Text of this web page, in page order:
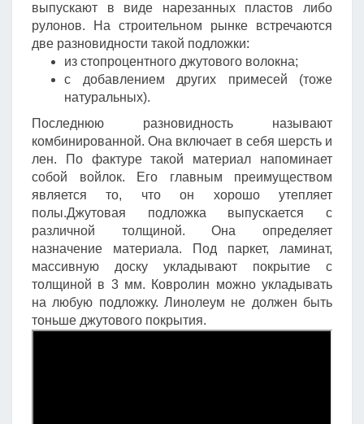
выпускают в виде нарезанных пластов либо
рулонов. На строительном рынке встречаются
две разновидности такой подложки:
из стопроцентного джутового волокна;
с добавлением других примесей (тоже
натуральных).
Последнюю разновидность называют
комбинированной. Она включает в себя шерсть и
лен. По фактуре такой материал напоминает
собой войлок. Его главным преимуществом
является то, что он хорошо утепляет
полы.Джутовая подложка выпускается с
различной толщиной. Она определяет
назначение материала. Под паркет, ламинат,
массивную доску укладывают покрытие с
толщиной в 3 мм. Ковролин можно укладывать
на любую подложку. Линолеум не должен быть
тоньше джутового покрытия.